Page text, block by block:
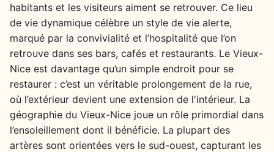
habitants et les visiteurs aiment se retrouver. Ce lieu
de vie dynamique célèbre un style de vie alerte,
marqué par la convivialité et l’hospitalité que l’on
retrouve dans ses bars, cafés et restaurants. Le Vieux-
Nice est davantage qu’un simple endroit pour se
restaurer : c’est un véritable prolongement de la rue,
où l’extérieur devient une extension de l'intérieur. La
géographie du Vieux-Nice joue un rôle primordial dans
l’ensoleillement dont il bénéficie. La plupart des
artères sont orientées vers le sud-ouest, capturant les